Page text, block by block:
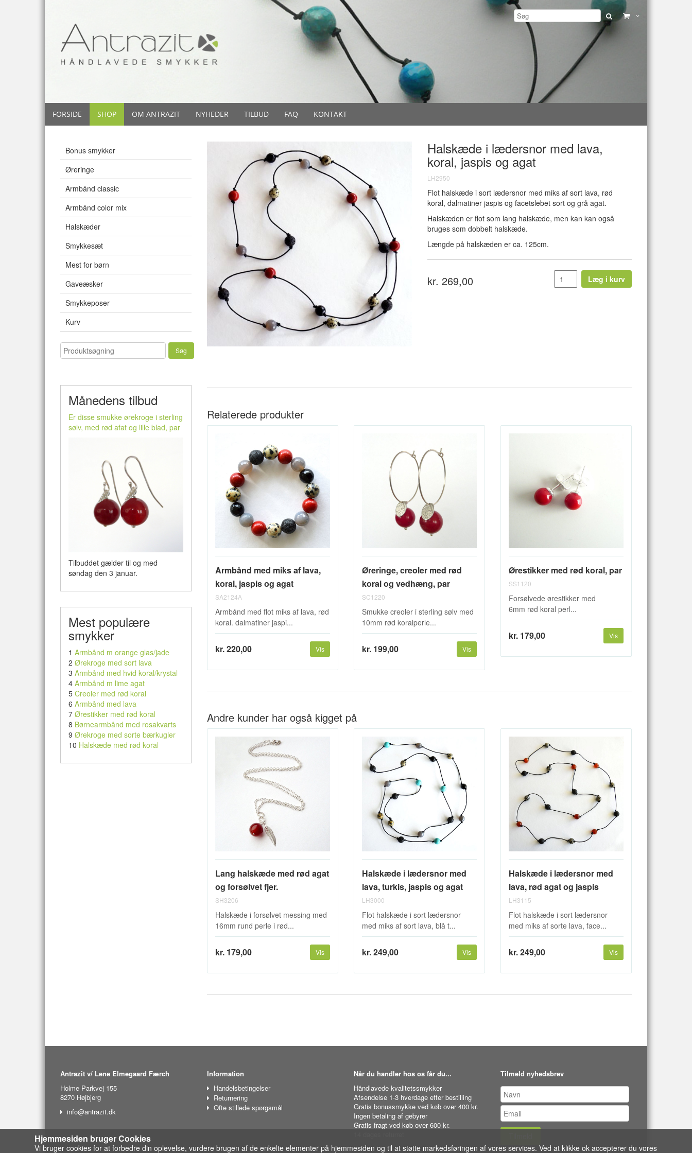
FORSIDE SHOP OM ANTRAZIT NYHEDER TILBUD FAQ KONTAKT
Bonus smykker
Øreringe
Armbånd classic
Armbånd color mix
Halskæder
Smykkesæt
Mest for børn
Gaveæsker
Smykkeposer
Kurv
Månedens tilbud
Er disse smukke ørekroge i sterling
sølv, med rød afat og lille blad, par
Tilbuddet gælder til og med
søndag den 3 januar.
Mest populære
smykker
1 Armbånd m orange glas/jade
2 Ørekroge med sort lava
3 Armbånd med hvid koral/krystal
4 Armbånd m lime agat
5 Creoler med rød koral
6 Armbånd med lava
7 Ørestikker med rød koral
8 Børnearmbånd med rosakvarts
9 Ørekroge med sorte bærkugler
10 Halskæde med rød koral
Halskæde i lædersnor med lava,
koral, jaspis og agat
LH2950
Flot halskæde i sort lædersnor med miks af sort lava, rød
koral, dalmatiner jaspis og facetslebet sort og grå agat.
Halskæden er flot som lang halskæde, men kan kan også
bruges som dobbelt halskæde.
Længde på halskæden er ca. 125cm.
kr. 269,00 Læg i kurv
Relaterede produkter
Armbånd med miks af lava,
koral, jaspis og agat
SA2124A
Armbånd med flot miks af lava, rød
koral. dalmatiner jaspi...
kr. 220,00 Vis
Øreringe, creoler med rød
koral og vedhæng, par
SC1220
Smukke creoler i sterling sølv med
10mm rød koralperle...
kr. 199,00 Vis
Ørestikker med rød koral, par
SS1120
Forsølvede ørestikker med
6mm rød koral perl...
kr. 179,00 Vis
Andre kunder har også kigget på
Lang halskæde med rød agat
og forsølvet fjer.
SH3206
Halskæde i forsølvet messing med
16mm rund perle i rød...
kr. 179,00 Vis
Halskæde i lædersnor med
lava, turkis, jaspis og agat
LH3000
Flot halskæde i sort lædersnor
med miks af sort lava, blå t...
kr. 249,00 Vis
Halskæde i lædersnor med
lava, rød agat og jaspis
LH3115
Flot halskæde i sort lædersnor
med miks af sorte lava, face...
kr. 249,00 Vis
Antrazit v/ Lene Elmegaard Færch
Holme Parkvej 155
8270 Højbjerg
info@antrazit.dk
Information
Handelsbetingelser
Returnering
Ofte stillede spørgsmål
Når du handler hos os får du...
Håndlavede kvalitetssmykker
Afsendelse 1-3 hverdage efter bestilling
Gratis bonussmykke ved køb over 400 kr.
Ingen betaling af gebyrer
Gratis fragt ved køb over 600 kr.
Tilmeld nyhedsbrev
Hjemmesiden bruger Cookies
Vi bruger cookies for at forbedre din oplevelse, vurdere brugen af de enkelte elementer på hjemmesiden og til at støtte markedsføringen af vores services. Ved at klikke ok accepterer du vores